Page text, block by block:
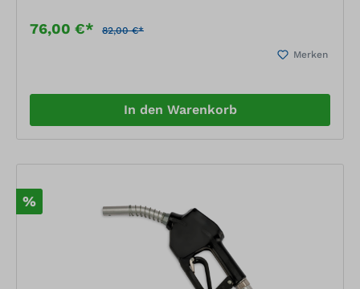
76,00 €* 82,00 €*
Merken
In den Warenkorb
%